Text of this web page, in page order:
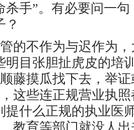
杀手”。有必要问一
？
不作为与迟作为，
明目张胆扯虎皮的培
藤摸瓜找下去，举
这些连正规营业执
提什么正规的执业医